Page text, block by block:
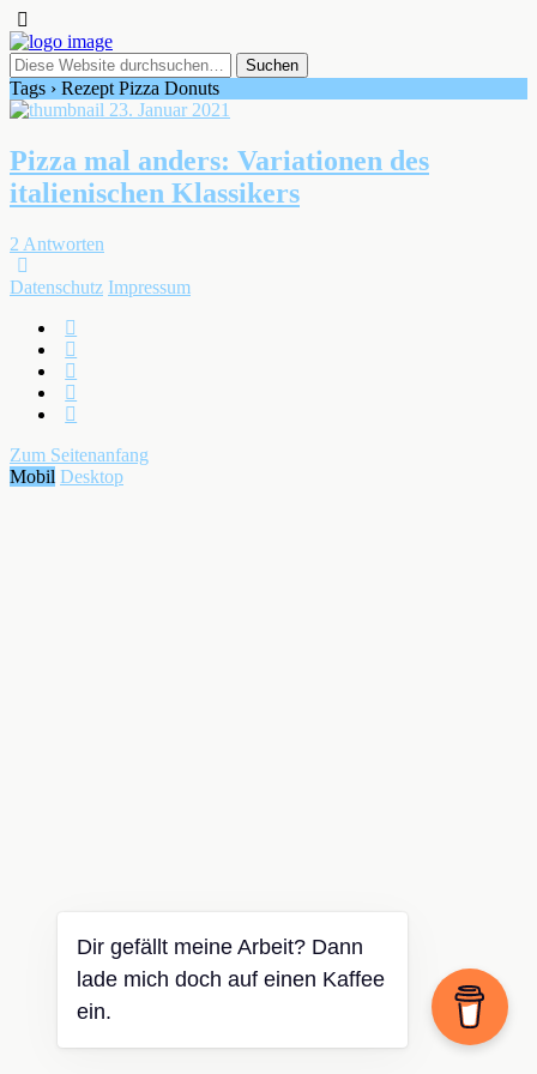
Tags › Rezept Pizza Donuts
23. Januar 2021
Pizza mal anders: Variationen des
italienischen Klassikers
2 Antworten
Datenschutz Impressum
Zum Seitenanfang
Mobil Desktop
Dir gefällt meine Arbeit? Dann
lade mich doch auf einen Kaffee
ein.